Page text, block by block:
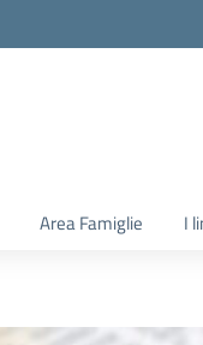
Area Famiglie I